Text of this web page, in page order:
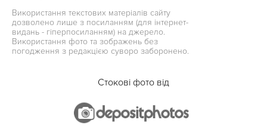
Використання текстових матеріалів сайту
дозволено лише з посиланням (для інтернет-
видань - гіперпосиланням) на джерело.
Використання фото та зображень без
погодження з редакцією суворо заборонено.
Стокові фото від